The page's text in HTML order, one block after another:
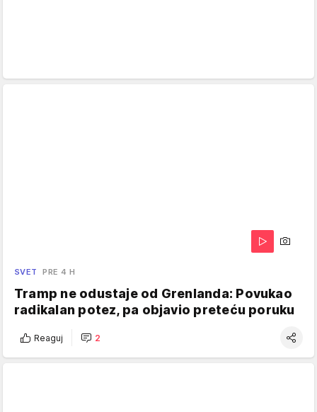
SVET PRE 4 H
Tramp ne odustaje od Grenlanda: Povukao
radikalan potez, pa objavio preteću poruku
Reaguj 2